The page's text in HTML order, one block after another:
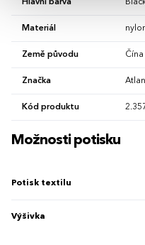
Hlavní barva
Materiál
Země původu Čína
Značka
Kód produktu
Možnosti potisku
Potisk textilu
Výšivka